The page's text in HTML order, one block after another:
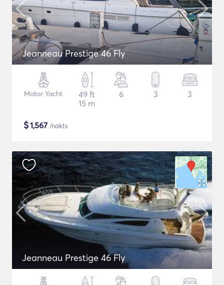
Jeanneau Prestige 46 Fly
Motor Yacht
49 ft
15 m
6 3 3
$1,567 /nakts
Jeanneau Prestige 46 Fly